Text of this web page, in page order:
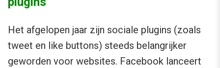
Het afgelopen jaar zijn sociale plugins (zoals
tweet en like buttons) steeds belangrijker
geworden voor websites. Facebook lanceert